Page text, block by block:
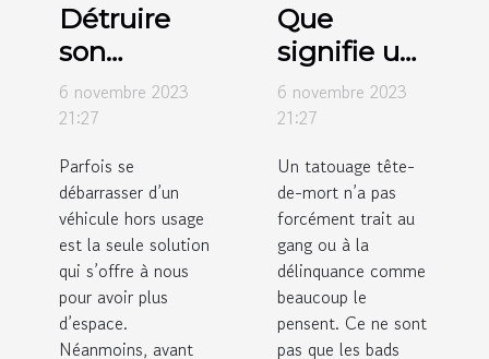
Détruire
son
véhicule
hors usage
y procédé ?
6 novembre 2023
21:27
Parfois se
débarrasser d’un
véhicule hors usage
est la seule solution
qui s’offre à nous
pour avoir plus
d’espace.
Néanmoins, avant
Que
signifie un
tatouage
tête-de-
6 novembre 2023
21:27
Un tatouage tête-
de-mort n’a pas
forcément trait au
gang ou à la
délinquance comme
beaucoup le
pensent. Ce ne sont
pas que les bads